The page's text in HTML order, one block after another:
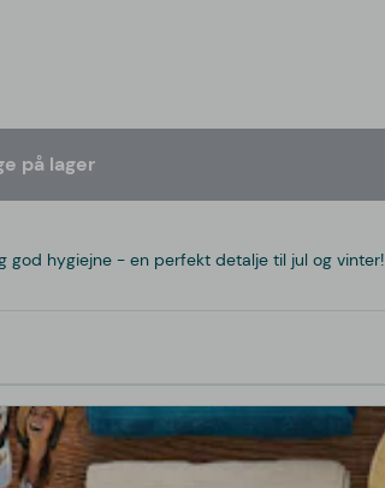
på lager
hygiejne - en perfekt detalje til jul og vinter!